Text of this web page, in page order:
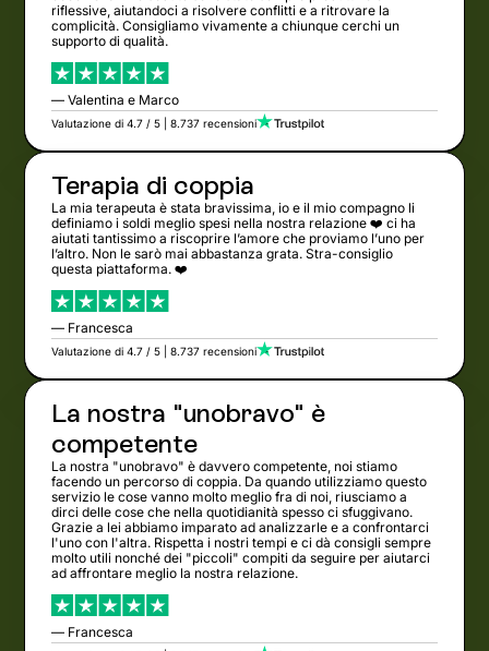
riflessive, aiutandoci a risolvere conflitti e a ritrovare la
complicità. Consigliamo vivamente a chiunque cerchi un
supporto di qualità.
— Valentina e Marco
Valutazione di 4.7 / 5 | 8.737 recensioni
Terapia di coppia
La mia terapeuta è stata bravissima, io e il mio compagno li
definiamo i soldi meglio spesi nella nostra relazione ❤️ ci ha
aiutati tantissimo a riscoprire l’amore che proviamo l’uno per
l’altro. Non le sarò mai abbastanza grata. Stra-consiglio
questa piattaforma. ❤️
— Francesca
Valutazione di 4.7 / 5 | 8.737 recensioni
La nostra "unobravo" è
competente
La nostra "unobravo" è davvero competente, noi stiamo
facendo un percorso di coppia. Da quando utilizziamo questo
servizio le cose vanno molto meglio fra di noi, riusciamo a
dirci delle cose che nella quotidianità spesso ci sfuggivano.
Grazie a lei abbiamo imparato ad analizzarle e a confrontarci
l'uno con l'altra. Rispetta i nostri tempi e ci dà consigli sempre
molto utili nonché dei "piccoli" compiti da seguire per aiutarci
ad affrontare meglio la nostra relazione.
— Francesca